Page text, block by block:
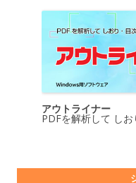
アウトライナー
PDFを解析して し